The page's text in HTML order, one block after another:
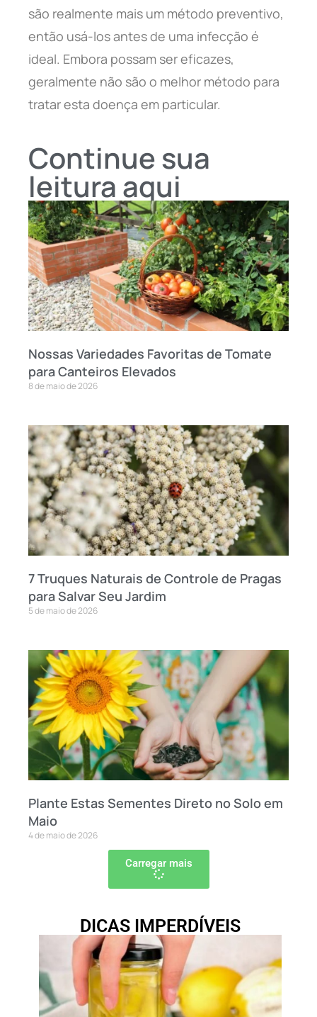
são realmente mais um método preventivo,
então usá-los antes de uma infecção é
ideal. Embora possam ser eficazes,
geralmente não são o melhor método para
tratar esta doença em particular.
Continue sua
leitura aqui
Nossas Variedades Favoritas de Tomate
para Canteiros Elevados
8 de maio de 2026
7 Truques Naturais de Controle de Pragas
para Salvar Seu Jardim
5 de maio de 2026
Plante Estas Sementes Direto no Solo em
Maio
4 de maio de 2026
Carregar mais
DICAS IMPERDÍVEIS